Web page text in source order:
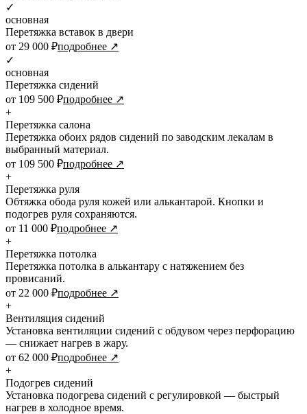
✓
основная
Перетяжка вставок в двери
от 29 000 ₽подробнее ↗
✓
основная
Перетяжка сидений
от 109 500 ₽подробнее ↗
+
Перетяжка салона
Перетяжка обоих рядов сидений по заводским лекалам в
выбранный материал.
от 109 500 ₽подробнее ↗
+
Перетяжка руля
Обтяжка обода руля кожей или алькантарой. Кнопки и
подогрев руля сохраняются.
от 11 000 ₽подробнее ↗
+
Перетяжка потолка
Перетяжка потолка в алькантару с натяжением без
провисаний.
от 22 000 ₽подробнее ↗
+
Вентиляция сидений
Установка вентиляции сидений с обдувом через перфорацию
— снижает нагрев в жару.
от 62 000 ₽подробнее ↗
+
Подогрев сидений
Установка подогрева сидений с регулировкой — быстрый
нагрев в холодное время.